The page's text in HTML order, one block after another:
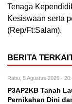
Tenaga
Kesiswaan serta
(Rep/Ft:Salam).
BERITA
Rabu, 5 Agustus 2026 -
P3AP2KB Tanah
Pernikahan Dini